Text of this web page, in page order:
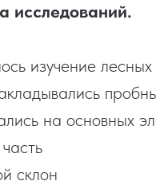
исследований.
изучение
на основных
склон